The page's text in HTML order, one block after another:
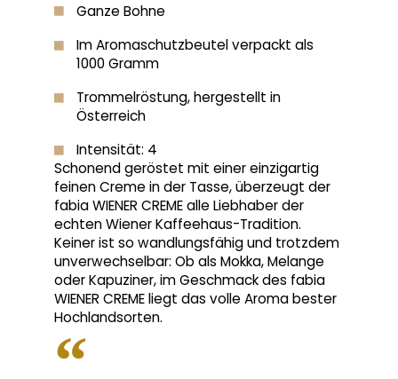
Ganze Bohne
Im Aromaschutzbeutel verpackt als
1000 Gramm
Trommelröstung, hergestellt in
Österreich
Intensität: 4
Schonend geröstet mit einer einzigartig
feinen Creme in der Tasse, überzeugt der
fabia WIENER CREME alle Liebhaber der
echten Wiener Kaffeehaus-Tradition.
Keiner ist so wandlungsfähig und trotzdem
unverwechselbar: Ob als Mokka, Melange
oder Kapuziner, im Geschmack des fabia
WIENER CREME liegt das volle Aroma bester
Hochlandsorten.